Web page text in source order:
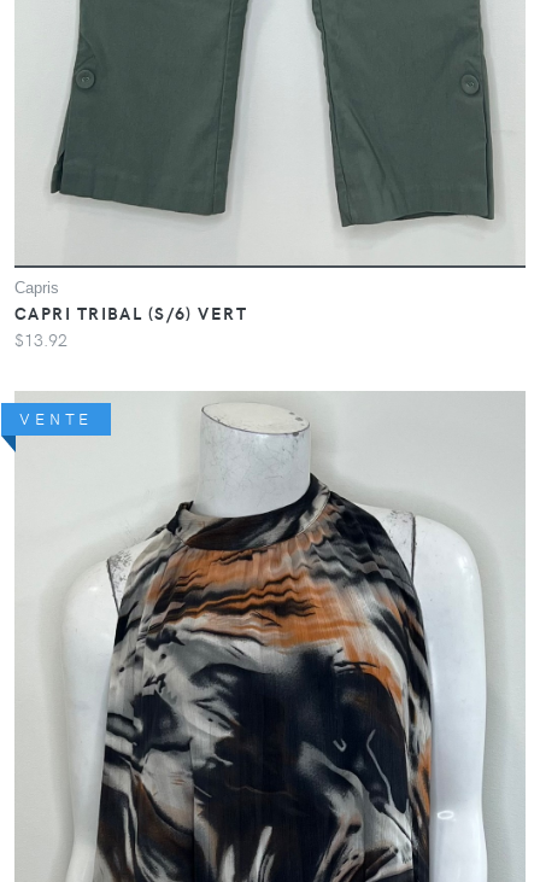
Capris
CAPRI TRIBAL (S/6) VERT
$13.92
VENTE